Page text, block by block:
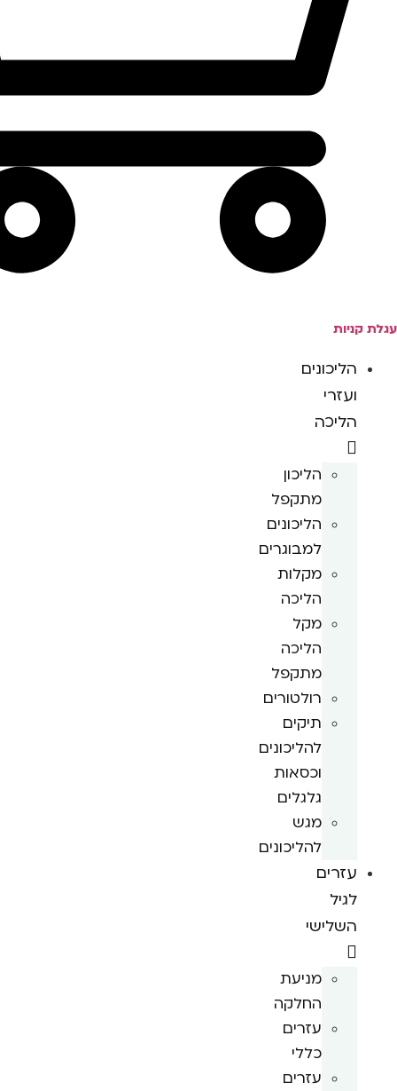
עגלת קניות
הליכונים
ועזרי
הליכה
הליכון
מתקפל
הליכונים
למבוגרים
מקלות
הליכה
מקל
הליכה
מתקפל
רולטורים
תיקים
להליכונים
וכסאות
גלגלים
מגש
להליכונים
עזרים
לגיל
השלישי
מניעת
החלקה
עזרים
כללי
עזרים